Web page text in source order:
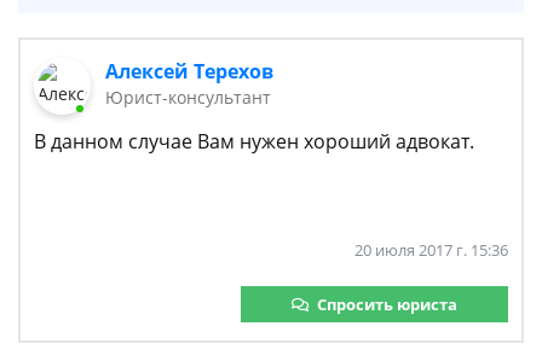
Алексей Терехов
Юрист-консультант
В данном случае Вам нужен хороший адвокат.
20 июля 2017 г. 15:36
Спросить юриста